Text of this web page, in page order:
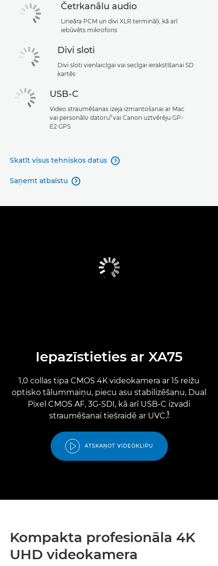
Četrkanālu audio
Lineāra PCM un divi XLR termināļi, kā arī
iebūvēts mikrofons
Divi sloti
Divi sloti vienlaicīgai vai secīgai ierakstīšanai SD
kartēs
USB-C
Video straumēšanas izeja izmantošanai ar Mac
vai personālo datoru1 vai Canon uztvērēju GP-
E2 GPS
Skatīt visus tehniskos datus 
Saņemt atbalstu 
Iepazīstieties ar XA75
1,0 collas tipa CMOS 4K videokamera ar 15 reižu
optisko tālummaiņu, piecu asu stabilizēšanu, Dual
Pixel CMOS AF, 3G-SDI, kā arī USB-C izvadi
straumēšanai tiešraidē ar UVC.1
ATSKAŅOT VIDEOKLIPU
Kompakta profesionāla 4K
UHD videokamera